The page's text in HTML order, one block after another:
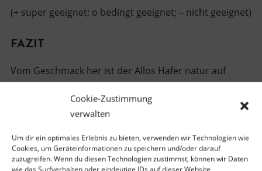
Cookie-Zustimmung
verwalten
Um dir ein optimales Erlebnis zu bieten, verwenden wir Technologien wie
Cookies, um Geräteinformationen zu speichern und/oder darauf
zuzugreifen. Wenn du diesen Technologien zustimmst, können wir Daten
(+ super geeignet; o bedingt geeignet; – nicht geeignet)
FAZIT
Vom Geschmack her ist der Allos Hafer natur auf
und verleiht dieser Hafermilch eine tolle Konsistenz
sowie einen richtig leckeren Geschmack. Auch von den
Nährwerten bewegt sich der Haferdrink im optimalem
Bereich: Zucker- und Fettgehalt sind erfreulich gering.